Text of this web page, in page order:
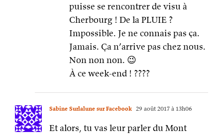
puisse se rencontrer de visu à
Cherbourg ! De la PLUIE ?
Impossible. Je ne connais pas ça.
Jamais. Ça n’arrive pas chez nous.
Non non non. 😉
À ce week-end ! ????
Sabine Surlalune sur Facebook 29 août 2017 à 13h06
Et alors, tu vas leur parler du Mont